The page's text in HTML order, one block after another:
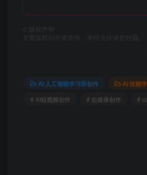
版权声明
文章版权归作者所有，未经允许请勿转载。
AI 人工智能学习和创作 AI 技能
# AI短视频创作
# 自媒体创作 #